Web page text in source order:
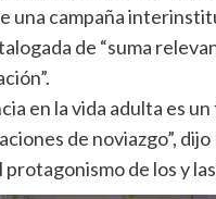
una campaña
de “suma
en la vida adulta es
de noviazgo”,
protagonismo de los y